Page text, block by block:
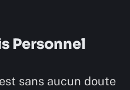
Personnel
sans aucun doute